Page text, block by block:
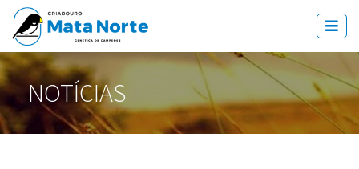
NOTÍCIAS